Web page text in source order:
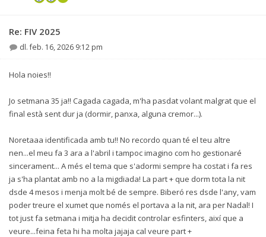
Re: FIV 2025
dl. feb. 16, 2026 9:12 pm
Hola noies!!
Jo setmana 35 ja!! Cagada cagada, m'ha pasdat volant malgrat que el
final està sent dur ja (dormir, panxa, alguna cremor...).
Noretaaa identificada amb tu!! No recordo quan té el teu altre
nen...el meu fa 3 ara a l'abril i tampoc imagino com ho gestionaré
sincerament... A més el tema que s'adormi sempre ha costat i fa res
ja s'ha plantat amb no a la migdiada! La part + que dorm tota la nit
dsde 4 mesos i menja molt bé de sempre. Biberó res dsde l'any, vam
poder treure el xumet que només el portava a la nit, ara per Nadal! I
tot just fa setmana i mitja ha decidit controlar esfinters, així que a
veure...feina feta hi ha molta jajaja cal veure part +